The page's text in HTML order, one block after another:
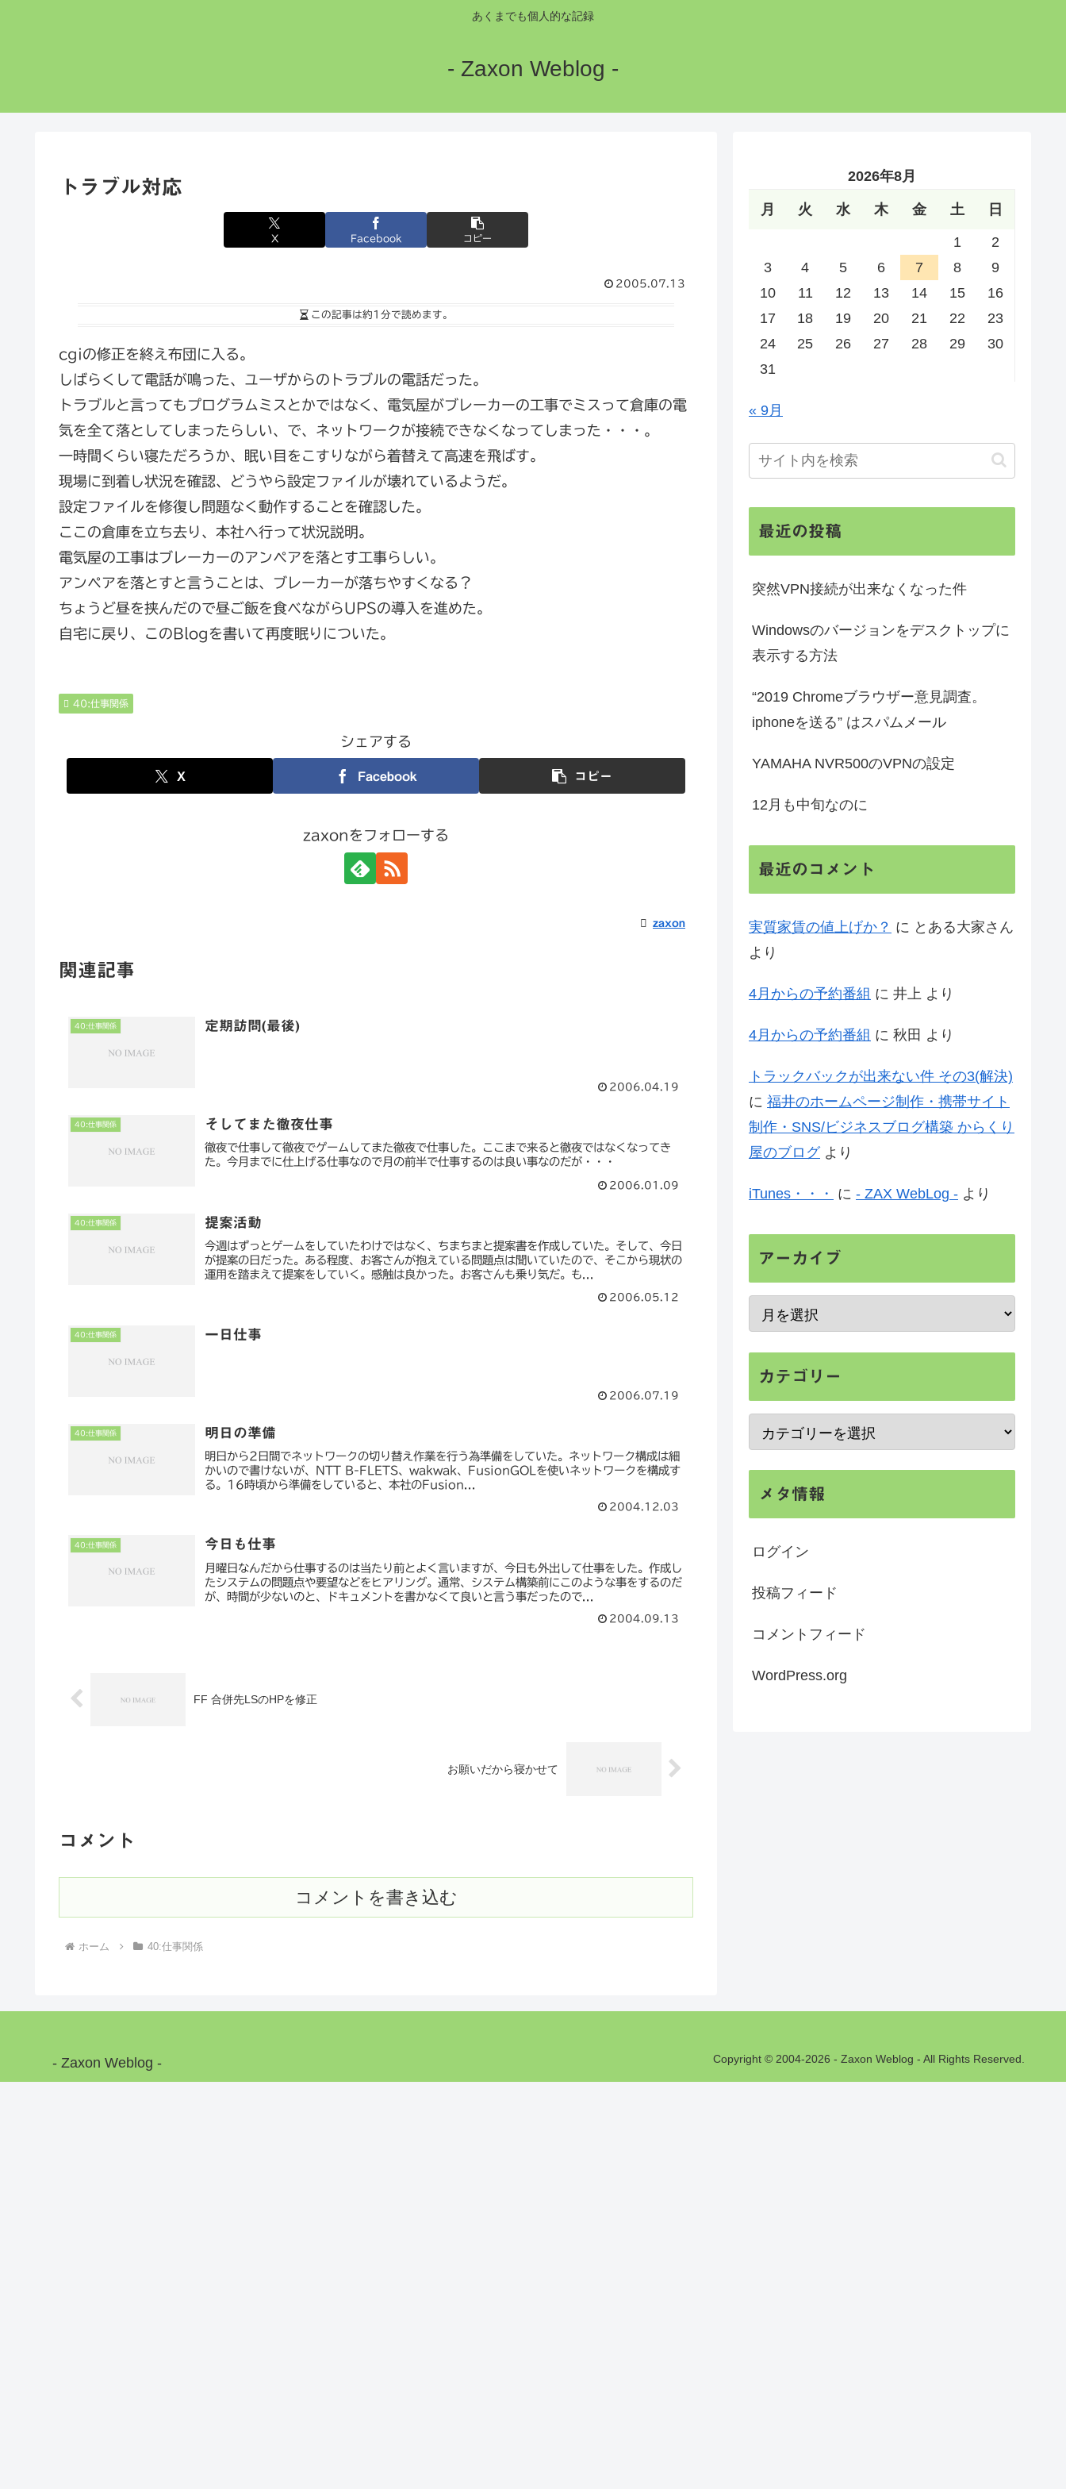
あくまでも個人的な記録
- Zaxon Weblog -
トラブル対応
X Facebook コピー
2005.07.13
この記事は約1分で読めます。
cgiの修正を終え布団に入る。
しばらくして電話が鳴った、ユーザからのトラブルの電話だった。
トラブルと言ってもプログラムミスとかではなく、電気屋がブレーカーの工事でミスって倉庫の電
気を全て落としてしまったらしい、で、ネットワークが接続できなくなってしまった・・・。
一時間くらい寝ただろうか、眠い目をこすりながら着替えて高速を飛ばす。
現場に到着し状況を確認、どうやら設定ファイルが壊れているようだ。
設定ファイルを修復し問題なく動作することを確認した。
ここの倉庫を立ち去り、本社へ行って状況説明。
電気屋の工事はブレーカーのアンペアを落とす工事らしい。
アンペアを落とすと言うことは、ブレーカーが落ちやすくなる？
ちょうど昼を挟んだので昼ご飯を食べながらUPSの導入を進めた。
自宅に戻り、このBlogを書いて再度眠りについた。
40:仕事関係
シェアする
X Facebook コピー
zaxonをフォローする
zaxon
関連記事
40:仕事関係 定期訪問(最後)
2006.04.19
40:仕事関係 そしてまた徹夜仕事
徹夜で仕事して徹夜でゲームしてまた徹夜で仕事した。ここまで来ると徹夜ではなくなってき
た。今月までに仕上げる仕事なので月の前半で仕事するのは良い事なのだが・・・
2006.01.09
40:仕事関係 提案活動
今週はずっとゲームをしていたわけではなく、ちまちまと提案書を作成していた。そして、今日
が提案の日だった。ある程度、お客さんが抱えている問題点は聞いていたので、そこから現状の
運用を踏まえて提案をしていく。感触は良かった。お客さんも乗り気だ。も...
2006.05.12
40:仕事関係 一日仕事
2006.07.19
40:仕事関係 明日の準備
明日から2日間でネットワークの切り替え作業を行う為準備をしていた。ネットワーク構成は細
かいので書けないが、NTT B-FLETS、wakwak、FusionGOLを使いネットワークを構成す
る。16時頃から準備をしていると、本社のFusion...
2004.12.03
40:仕事関係 今日も仕事
月曜日なんだから仕事するのは当たり前とよく言いますが、今日も外出して仕事をした。作成し
たシステムの問題点や要望などをヒアリング。通常、システム構築前にこのような事をするのだ
が、時間が少ないのと、ドキュメントを書かなくて良いと言う事だったので...
2004.09.13
FF 合併先LSのHPを修正
お願いだから寝かせて
コメント
コメントを書き込む
ホーム 40:仕事関係
2026年8月
月 火 水 木 金 土 日
1
2
3
4 5 6 7 8
9
10
11 12 13 14 15
16
17
18 19 20 21 22
23
24
25 26 27 28 29
30
31
« 9月
最近の投稿
突然VPN接続が出来なくなった件
Windowsのバージョンをデスクトップに
表示する方法
“2019 Chromeブラウザー意見調査。
iphoneを送る” はスパムメール
YAMAHA NVR500のVPNの設定
12月も中旬なのに
最近のコメント
実質家賃の値上げか？ に とある大家さん
より
4月からの予約番組 に 井上 より
4月からの予約番組 に 秋田 より
トラックバックが出来ない件 その3(解決)
に 福井のホームページ制作・携帯サイト
制作・SNS/ビジネスブログ構築 からくり
屋のブログより
iTunes・・・ に - ZAX WebLog - より
アーカイブ
カテゴリー
メタ情報
ログイン
投稿フィード
コメントフィード
WordPress.org
- Zaxon Weblog - Copyright © 2004-2026 - Zaxon Weblog - All Rights Reserved.